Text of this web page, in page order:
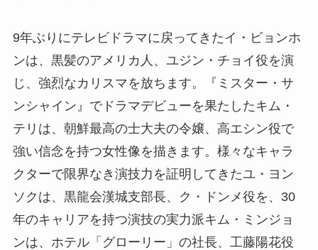
9年ぶりにテレビドラマに戻ってきたイ・ビョンホ
ンは、黒髪のアメリカ人、ユジン・チョイ役を演
じ、強烈なカリスマを放ちます。『ミスター・サ
ンシャイン』でドラマデビューを果たしたキム・
テリは、朝鮮最高の士大夫の令嬢、高エシン役で
強い信念を持つ女性像を描きます。様々なキャラ
クターで限界なき演技力を証明してきたユ・ヨン
ソクは、黒龍会漢城支部長、ク・ドンメ役を、30
年のキャリアを持つ演技の実力派キム・ミンジョ
ンは、ホテル「グローリー」の社長、工藤陽花役